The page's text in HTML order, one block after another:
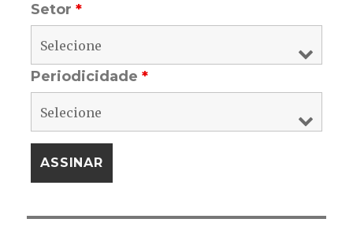
Setor*
Periodicidade*